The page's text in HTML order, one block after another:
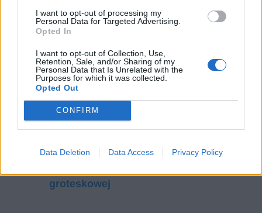
I want to opt-out of processing my
Personal Data for Targeted Advertising.
Opted In
I want to opt-out of Collection, Use,
Retention, Sale, and/or Sharing of my
Personal Data that Is Unrelated with the
Purposes for which it was collected.
Opted Out
CONFIRM
Data Deletion Data Access Privacy Policy
Cała nowoczesność Młodziaków legnie w
gruzach dopiero w momencie, w którym Józio
Czytaj także:
Profesor Pimko – charakterystyka
Młodziakowie – charakterystyka
Jaką rolę odgrywa „forma” w życiu
koncepcją Gombrowicza?
groteskowej